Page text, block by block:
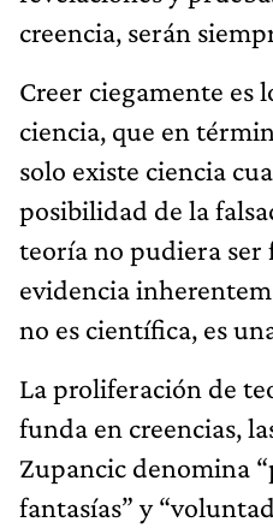
creencia, serán
Creer ciegamente es
ciencia, que en
solo existe ciencia
posibilidad de la
teoría no pudiera ser
evidencia
no es científica, es
La proliferación de
funda en creencias,
Zupancic denomina
fantasías” y